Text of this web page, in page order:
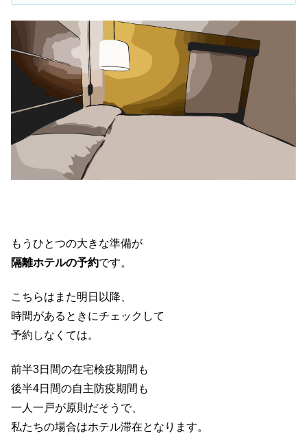
もうひとつの大きな準備が
隔離ホテルの予約です。
こちらはまた明日以降、
時間があるときにチェックして
予約しなくては。
前半3日間の在宅検疫期間も
後半4日間の自主防疫期間も
一人一戸が原則だそうで、
私たちの場合はホテル滞在となります。